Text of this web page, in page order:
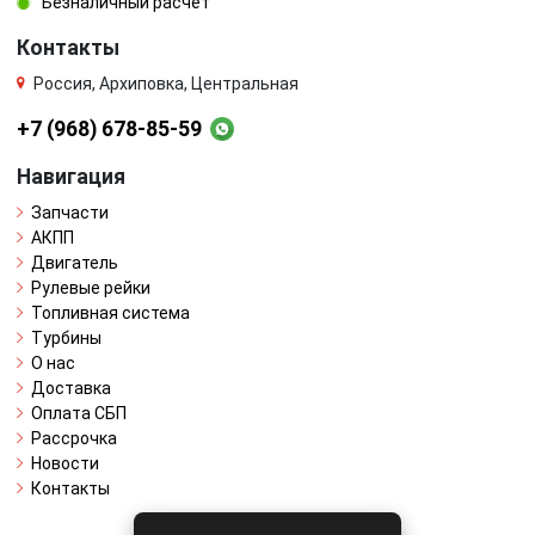
Контакты
Россия, Архиповка, Центральная
+7 (968) 678-85-59
Навигация
Запчасти
АКПП
Двигатель
Рулевые рейки
Топливная система
Турбины
О нас
Доставка
Оплата СБП
Рассрочка
Новости
Контакты